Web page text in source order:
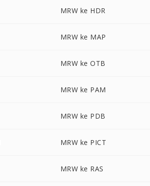
MRW ke HDR
MRW ke MAP
MRW ke OTB
MRW ke PAM
MRW ke PDB
MRW ke PICT
MRW ke RAS